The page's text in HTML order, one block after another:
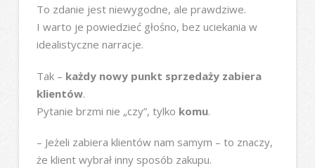
To zdanie jest niewygodne, ale prawdziwe.
I warto je powiedzieć głośno, bez uciekania w
idealistyczne narracje.
Tak – każdy nowy punkt sprzedaży zabiera
klientów.
Pytanie brzmi nie „czy”, tylko komu.
– Jeżeli zabiera klientów nam samym – to znaczy,
że klient wybrał inny sposób zakupu.